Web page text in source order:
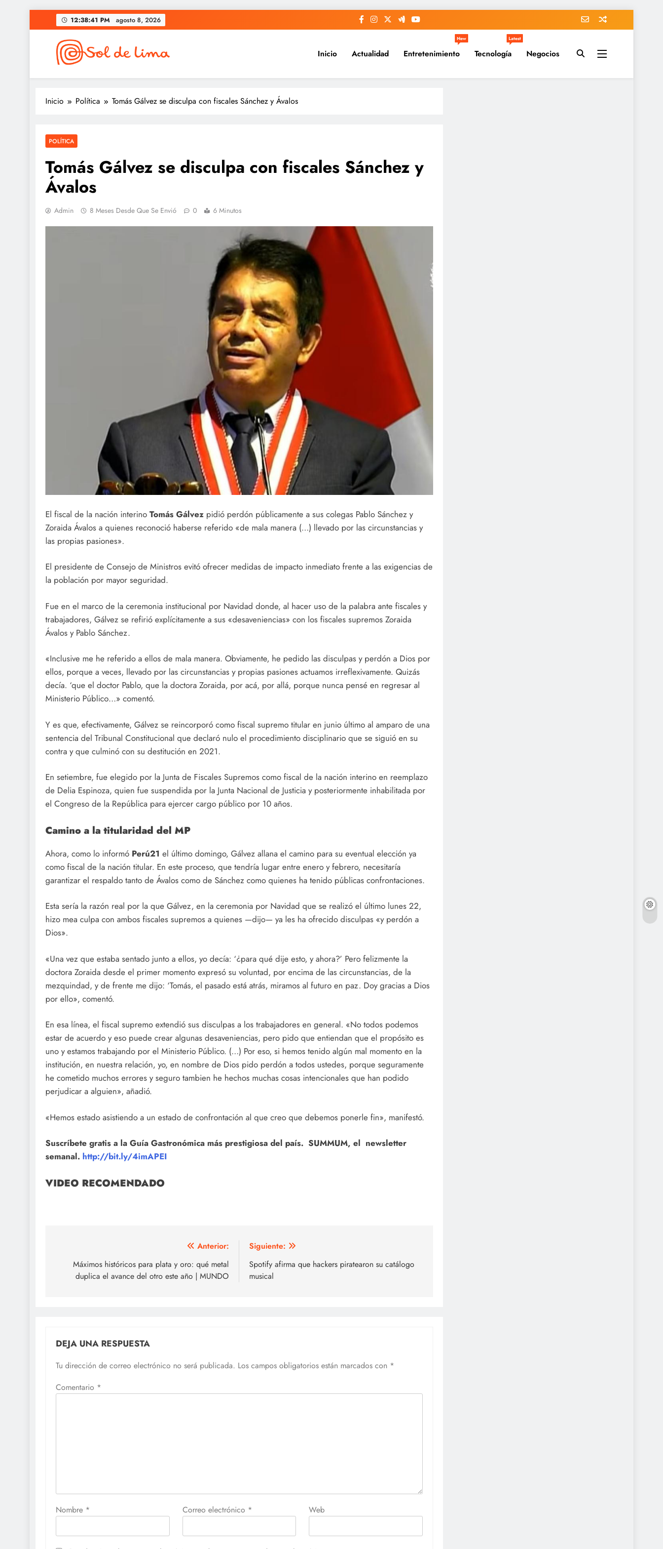
al
contenido
12:38:42 PM agosto 8, 2026
Sol de lima
Inicio Actualidad Entretenimiento
New
Tecnología
Latest
Negocios
Inicio Política Tomás Gálvez se disculpa con fiscales Sánchez y Ávalos
POLÍTICA
Tomás Gálvez se disculpa con fiscales Sánchez y
Ávalos
Admin 8 Meses Desde Que Se Envió 0 6 Minutos
El fiscal de la nación interino Tomás Gálvez pidió perdón públicamente a sus colegas Pablo Sánchez y
Zoraida Ávalos a quienes reconoció haberse referido «de mala manera (…) llevado por las circunstancias y
las propias pasiones».
El presidente de Consejo de Ministros evitó ofrecer medidas de impacto inmediato frente a las exigencias de
la población por mayor seguridad.
Fue en el marco de la ceremonia institucional por Navidad donde, al hacer uso de la palabra ante fiscales y
trabajadores, Gálvez se refirió explícitamente a sus «desaveniencias» con los fiscales supremos Zoraida
Ávalos y Pablo Sánchez.
«Inclusive me he referido a ellos de mala manera. Obviamente, he pedido las disculpas y perdón a Dios por
ellos, porque a veces, llevado por las circunstancias y propias pasiones actuamos irreflexivamente. Quizás
decía. ‘que el doctor Pablo, que la doctora Zoraida, por acá, por allá, porque nunca pensé en regresar al
Ministerio Público…» comentó.
Y es que, efectivamente, Gálvez se reincorporó como fiscal supremo titular en junio último al amparo de una
sentencia del Tribunal Constitucional que declaró nulo el procedimiento disciplinario que se siguió en su
contra y que culminó con su destitución en 2021.
En setiembre, fue elegido por la Junta de Fiscales Supremos como fiscal de la nación interino en reemplazo
de Delia Espinoza, quien fue suspendida por la Junta Nacional de Justicia y posteriormente inhabilitada por
el Congreso de la República para ejercer cargo público por 10 años.
Camino a la titularidad del MP
Ahora, como lo informó Perú21 el último domingo, Gálvez allana el camino para su eventual elección ya
como fiscal de la nación titular. En este proceso, que tendría lugar entre enero y febrero, necesitaría
garantizar el respaldo tanto de Ávalos como de Sánchez como quienes ha tenido públicas confrontaciones.
Esta sería la razón real por la que Gálvez, en la ceremonia por Navidad que se realizó el último lunes 22,
hizo mea culpa con ambos fiscales supremos a quienes —dijo— ya les ha ofrecido disculpas «y perdón a
Dios».
«Una vez que estaba sentado junto a ellos, yo decía: ‘¿para qué dije esto, y ahora?’ Pero felizmente la
doctora Zoraida desde el primer momento expresó su voluntad, por encima de las circunstancias, de la
mezquindad, y de frente me dijo: ‘Tomás, el pasado está atrás, miramos al futuro en paz. Doy gracias a Dios
por ello», comentó.
En esa línea, el fiscal supremo extendió sus disculpas a los trabajadores en general. «No todos podemos
estar de acuerdo y eso puede crear algunas desaveniencias, pero pido que entiendan que el propósito es
uno y estamos trabajando por el Ministerio Público. (…) Por eso, si hemos tenido algún mal momento en la
institución, en nuestra relación, yo, en nombre de Dios pido perdón a todos ustedes, porque seguramente
he cometido muchos errores y seguro tambien he hechos muchas cosas intencionales que han podido
perjudicar a alguien», añadió.
«Hemos estado asistiendo a un estado de confrontación al que creo que debemos ponerle fin», manifestó.
Suscríbete gratis a la Guía Gastronómica más prestigiosa del país. SUMMUM, el newsletter
semanal. http://bit.ly/4imAPEI
VIDEO RECOMENDADO
entradas
Anterior:
Máximos históricos para plata y oro: qué metal
duplica el avance del otro este año | MUNDO
Siguiente:
Spotify afirma que hackers piratearon su catálogo
musical
DEJA UNA RESPUESTA
Tu dirección de correo electrónico no será publicada. Los campos obligatorios están marcados con *
Comentario *
Nombre * Correo electrónico * Web